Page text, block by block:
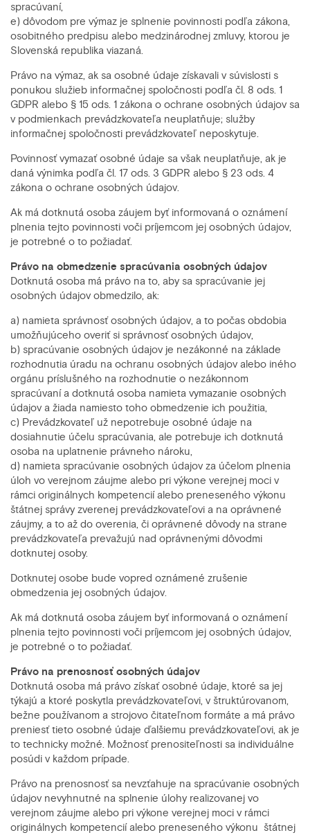
spracúvaní,
e) dôvodom pre výmaz je splnenie povinnosti podľa zákona,
osobitného predpisu alebo medzinárodnej zmluvy, ktorou je
Slovenská republika viazaná.
Právo na výmaz, ak sa osobné údaje získavali v súvislosti s
ponukou služieb informačnej spoločnosti podľa čl. 8 ods. 1
GDPR alebo § 15 ods. 1 zákona o ochrane osobných údajov sa
v podmienkach prevádzkovateľa neuplatňuje; služby
informačnej spoločnosti prevádzkovateľ neposkytuje.
Povinnosť vymazať osobné údaje sa však neuplatňuje, ak je
daná výnimka podľa čl. 17 ods. 3 GDPR alebo § 23 ods. 4
zákona o ochrane osobných údajov.
Ak má dotknutá osoba záujem byť informovaná o oznámení
plnenia tejto povinnosti voči príjemcom jej osobných údajov,
je potrebné o to požiadať.
Právo na obmedzenie spracúvania osobných údajov
Dotknutá osoba má právo na to, aby sa spracúvanie jej
osobných údajov obmedzilo, ak:
a) namieta správnosť osobných údajov, a to počas obdobia
umožňujúceho overiť si správnosť osobných údajov,
b) spracúvanie osobných údajov je nezákonné na základe
rozhodnutia úradu na ochranu osobných údajov alebo iného
orgánu príslušného na rozhodnutie o nezákonnom
spracúvaní a dotknutá osoba namieta vymazanie osobných
údajov a žiada namiesto toho obmedzenie ich použitia,
c) Prevádzkovateľ už nepotrebuje osobné údaje na
dosiahnutie účelu spracúvania, ale potrebuje ich dotknutá
osoba na uplatnenie právneho nároku,
d) namieta spracúvanie osobných údajov za účelom plnenia
úloh vo verejnom záujme alebo pri výkone verejnej moci v
rámci originálnych kompetencií alebo preneseného výkonu
štátnej správy zverenej prevádzkovateľovi a na oprávnené
záujmy, a to až do overenia, či oprávnené dôvody na strane
prevádzkovateľa prevažujú nad oprávnenými dôvodmi
dotknutej osoby.
Dotknutej osobe bude vopred oznámené zrušenie
obmedzenia jej osobných údajov.
Ak má dotknutá osoba záujem byť informovaná o oznámení
plnenia tejto povinnosti voči príjemcom jej osobných údajov,
je potrebné o to požiadať.
Právo na prenosnosť osobných údajov
Dotknutá osoba má právo získať osobné údaje, ktoré sa jej
týkajú a ktoré poskytla prevádzkovateľovi, v štruktúrovanom,
bežne používanom a strojovo čitateľnom formáte a má právo
preniesť tieto osobné údaje ďalšiemu prevádzkovateľovi, ak je
to technicky možné. Možnosť prenositeľnosti sa individuálne
posúdi v každom prípade.
Právo na prenosnosť sa nevzťahuje na spracúvanie osobných
údajov nevyhnutné na splnenie úlohy realizovanej vo
verejnom záujme alebo pri výkone verejnej moci v rámci
originálnych kompetencií alebo preneseného výkonu štátnej